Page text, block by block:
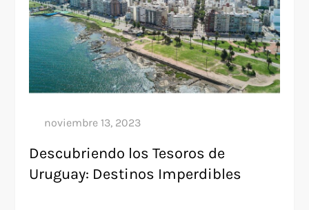
Descubriendo los Tesoros de
Uruguay: Destinos Imperdibles